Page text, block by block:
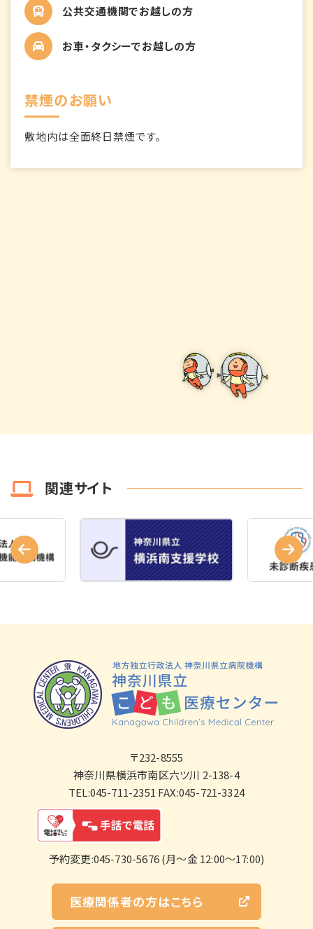
公共交通機関でお越しの方
お車・タクシーでお越しの方
禁煙のお願い
敷地内は全面終日禁煙です。
関連サイト
〒232-8555
神奈川県横浜市南区六ツ川 2-138-4
TEL:045-711-2351 FAX:045-721-3324
予約変更:045-730-5676 (月～金 12:00～17:00)
医療関係者の方はこちら